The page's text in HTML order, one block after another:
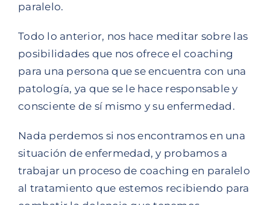
paralelo.
Todo lo anterior, nos hace meditar sobre las
posibilidades que nos ofrece el coaching
para una persona que se encuentra con una
patología, ya que se le hace responsable y
consciente de sí mismo y su enfermedad.
Nada perdemos si nos encontramos en una
situación de enfermedad, y probamos a
trabajar un proceso de coaching en paralelo
al tratamiento que estemos recibiendo para